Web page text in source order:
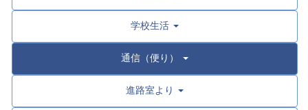
学校生活
通信（便り）
進路室より